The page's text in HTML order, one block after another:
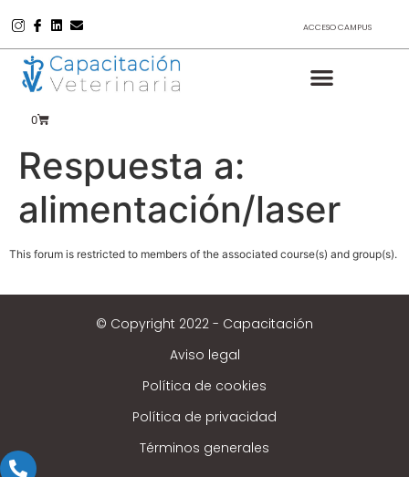
ACCESO CAMPUS
0
Respuesta a:
alimentación/laser
This forum is restricted to members of the associated course(s) and group(s).
© Copyright 2022 - Capacitación
Aviso legal
Política de cookies
Política de privacidad
Términos generales